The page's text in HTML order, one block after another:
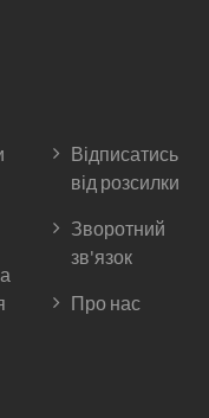
Відписатись
від розсилки
Зворотний
зв'язок
Про нас